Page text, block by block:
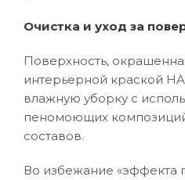
Очистка и уход за
Поверхность,
интерьерной краской
влажную уборку с
пеномоющих
составов.
Во избежание «эффекта